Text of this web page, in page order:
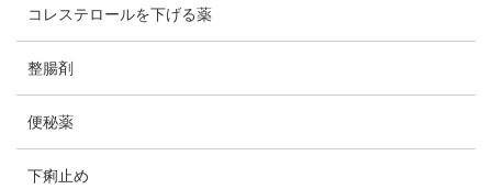
コレステロールを下げる薬
整腸剤
便秘薬
下痢止め